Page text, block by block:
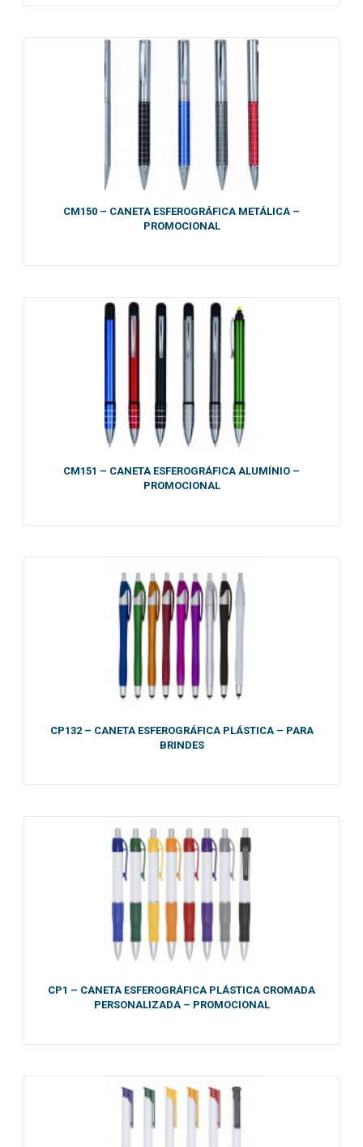
CM150 – CANETA ESFEROGRÁFICA METÁLICA –
PROMOCIONAL
CM151 – CANETA ESFEROGRÁFICA ALUMÍNIO –
PROMOCIONAL
CP132 – CANETA ESFEROGRÁFICA PLÁSTICA – PARA
BRINDES
CP1 – CANETA ESFEROGRÁFICA PLÁSTICA CROMADA
PERSONALIZADA – PROMOCIONAL